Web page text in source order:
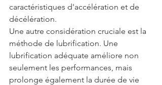
caractéristiques d'accélération et de
décélération.
Une autre considération cruciale est la
méthode de lubrification. Une
lubrification adéquate améliore non
seulement les performances, mais
prolonge également la durée de vie